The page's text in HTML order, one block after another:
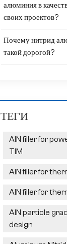
алюминия в
своих проектов?
Почему нитрид
такой дорогой?
ТЕГИ
AlN filler for
TIM
AlN filler for
AlN filler for
AlN particle
design